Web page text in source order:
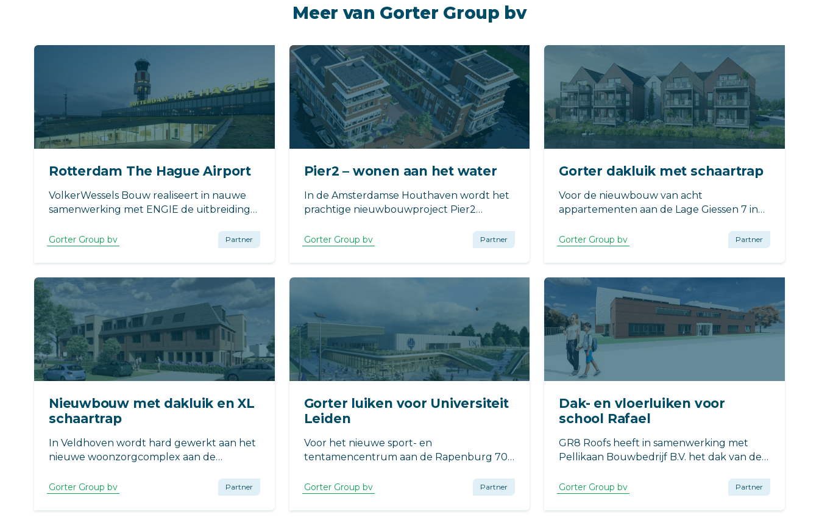
Meer van Gorter Group bv
Rotterdam The Hague Airport
VolkerWessels Bouw realiseert in nauwe
samenwerking met ENGIE de uitbreiding
Airport. In de uitbreiding worden drie PT-
50-ST (stalen) vloerluiken toegepast voor
de bereikbaarheid van de onderliggende
ruimtes.
Gorter Group bv Partner
Pier2 – wonen aan het water
In de Amsterdamse Houthaven wordt het
prachtige nieuwbouwproject Pier2
eengezinswoningen van vier ofvijf
verdiepingen. Gorter levert voor de
realisatie van de derde fase zowel dak- als
vloerluiken.
Gorter Group bv Partner
Gorter dakluik met schaartrap
Voor de nieuwbouw van acht
appartementen aan de Lage Giessen 7 in
geïntegreerde schaartrap. De toepassing
zorgt voor een veilige en praktische
daktoegang, met minimale impact op de
beschikbare ruimte in de woning.
Gorter Group bv Partner
Nieuwbouw met dakluik en XL
schaartrap
In Veldhoven wordt hard gewerkt aan het
nieuwe woonzorgcomplex aan de
ontworpen om bewoners een veilige,
woonomgeving te bieden.
Gorter Group bv Partner
Gorter luiken voor Universiteit
Leiden
Voor het nieuwe sport- en
tentamencentrum aan de Rapenburg 70
voor Gorter-oplossingen waaronder een
RHT1025 dakluik en zestien aluminium
vloerluiken van 600 x 600 mm.
Gorter Group bv Partner
Dak- en vloerluiken voor
school Rafael
GR8 Roofs heeft in samenwerking met
Pellikaan Bouwbedrijf B.V. het dak van de
voor speciaal onderwijs aan zeer moeilijk
Gorter Group bv Partner